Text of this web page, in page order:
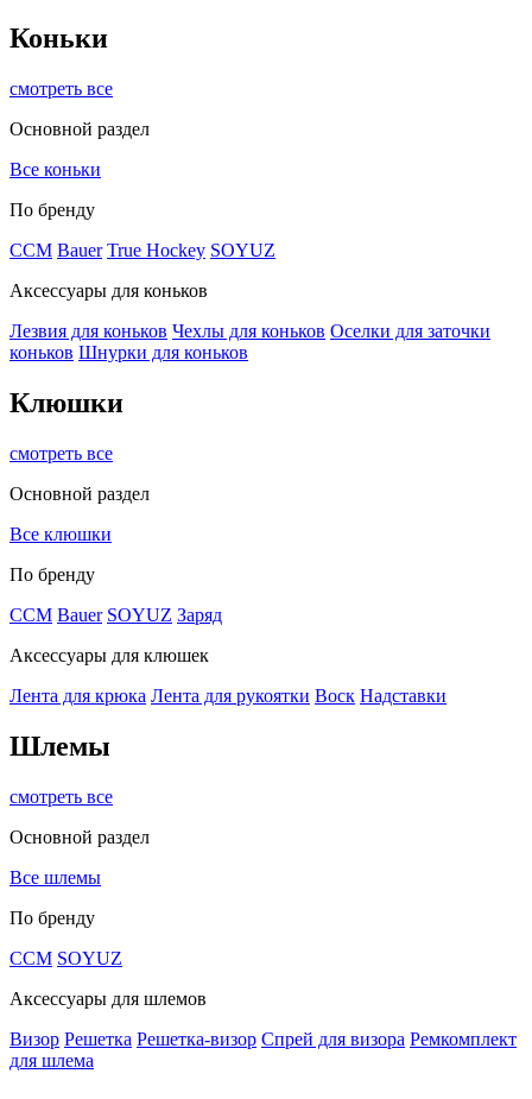
Коньки
смотреть все
Основной раздел
Все коньки
По бренду
ССМ Bauer True Hockey SOYUZ
Аксессуары для коньков
Лезвия для коньков Чехлы для коньков Оселки для заточки
коньков Шнурки для коньков
Клюшки
смотреть все
Основной раздел
Все клюшки
По бренду
CCM Bauer SOYUZ Заряд
Аксессуары для клюшек
Лента для крюка Лента для рукоятки Воск Надставки
Шлемы
смотреть все
Основной раздел
Все шлемы
По бренду
CCM SOYUZ
Аксессуары для шлемов
Визор Решетка Решетка-визор Спрей для визора Ремкомплект
для шлема